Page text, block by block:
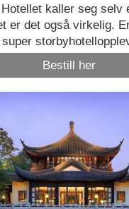
kaller seg selv
er det også virkelig.
Bestill her
can't load Google
Do you